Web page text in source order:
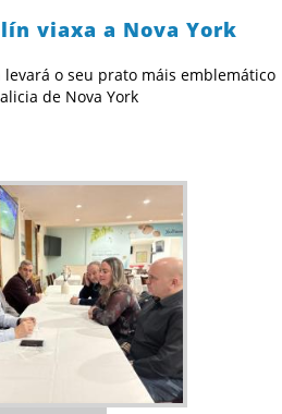
viaxa a Nova York
o seu prato máis emblemático
de Nova York